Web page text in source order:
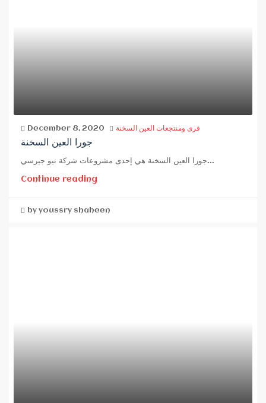
December 8, 2020 قرى ومنتجعات العين السخنة
جورا العين السخنة
جورا العين السخنة هي إحدى مشروعات شركة نيو جيرسي...
Continue reading
by youssry shaheen